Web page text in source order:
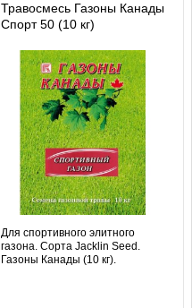
Травосмесь Газоны Канады
Спорт 50 (10 кг)
Для спортивного элитного
газона. Сорта Jacklin Seed.
Газоны Канады (10 кг).